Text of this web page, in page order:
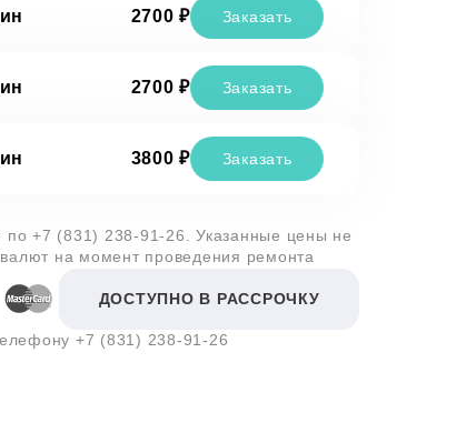
2700 ₽ Заказать
2700 ₽ Заказать
3800 ₽ Заказать
по+7 (831) 238-91-26
. Указанные цены не
на момент проведения ремонта
ДОСТУПНО В РАССРОЧКУ
+7 (831) 238-91-26